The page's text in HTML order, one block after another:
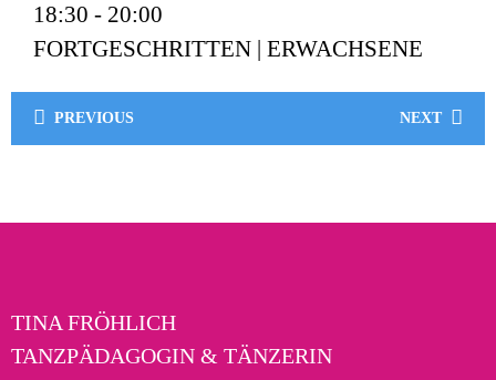
18:30 - 20:00
FORTGESCHRITTEN | ERWACHSENE
PREVIOUS NEXT
TINA FRÖHLICH
TANZPÄDAGOGIN & TÄNZERIN